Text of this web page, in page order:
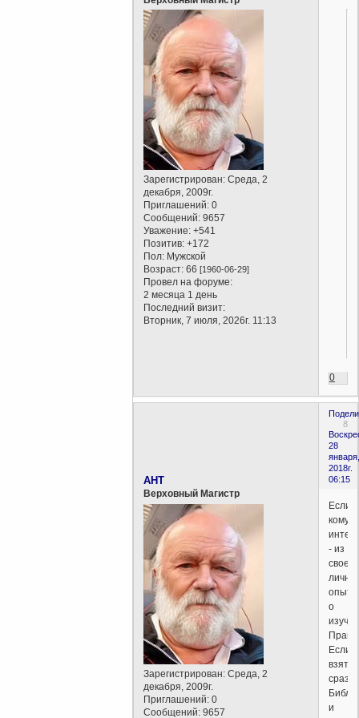
Зарегистрирован: Среда, 2
декабря, 2009г.
Приглашений: 0
Сообщений: 9657
Уважение: +541
Позитив: +172
Пол: Мужской
Возраст: 66[1960-06-29]
Провел на форуме:
2 месяца 1 день
Последний визит:
Вторник, 7 июля, 2026г. 11:13
0
8
28
января,
2018г.
06:15
AHT
Верховный Магистр
Зарегистрирован: Среда, 2
декабря, 2009г.
Приглашений: 0
Сообщений: 9657
Если
кому
- из
своего
опыта:
о
Если
взять
сразу
и